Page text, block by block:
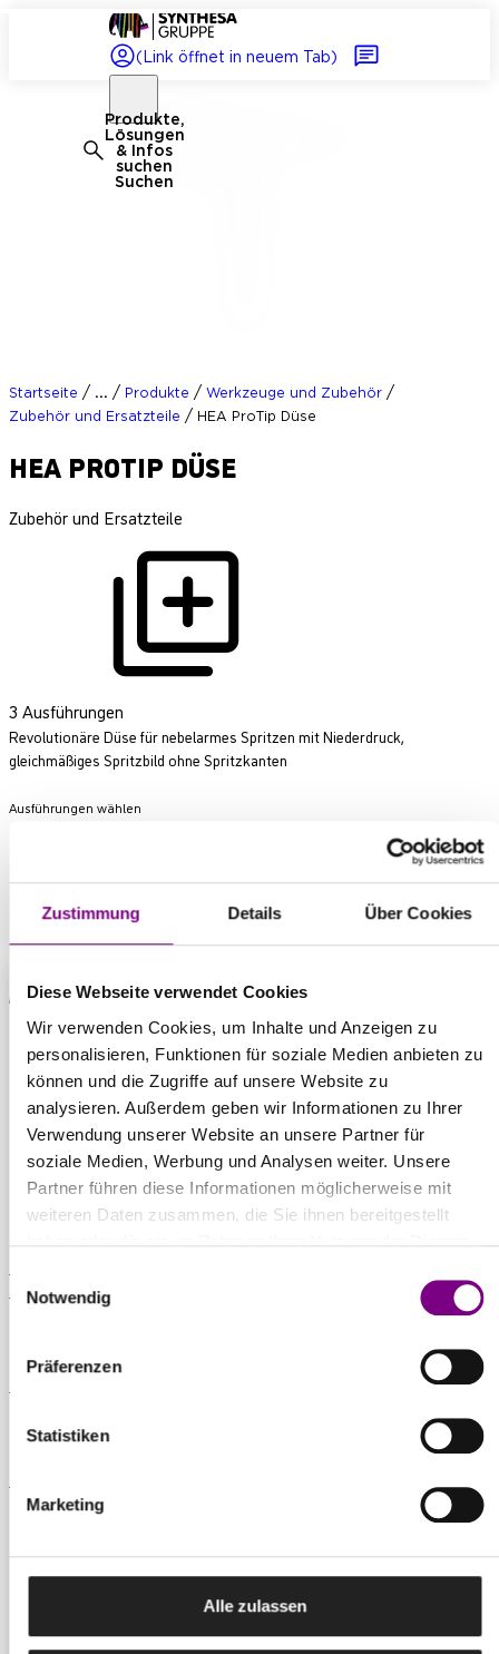
Zustimmung Details Über Cookies
Diese Webseite verwendet Cookies
Wir verwenden Cookies, um Inhalte und Anzeigen zu
personalisieren, Funktionen für soziale Medien anbieten zu
können und die Zugriffe auf unsere Website zu
analysieren. Außerdem geben wir Informationen zu Ihrer
Verwendung unserer Website an unsere Partner für
soziale Medien, Werbung und Analysen weiter. Unsere
Partner führen diese Informationen möglicherweise mit
weiteren Daten zusammen, die Sie ihnen bereitgestellt
Einwilligungsauswahl
Notwendig
Präferenzen
Statistiken
Marketing
Alle zulassen
(Link öffnet in neuem Tab)
Produkte,
Lösungen
& Infos
suchen
Suchen
Startseite / ... / Produkte / Werkzeuge und Zubehör /
Zubehör und Ersatzteile / HEA ProTip Düse
HEA PROTIP DÜSE
Zubehör und Ersatzteile
3 Ausführungen
Revolutionäre Düse für nebelarmes Spritzen mit Niederdruck,
gleichmäßiges Spritzbild ohne Spritzkanten
Ausführungen wählen
THE POWER
OF SURFACE.
deiner Nähe
Ansprechpartner und Standorte entdecken
Produkte
Farben, Lacke & Beschichtungen
Spachtelmassen & Putze